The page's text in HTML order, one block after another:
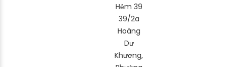
Hẻm 39
39/2a
Hoàng
Dư
Khương,